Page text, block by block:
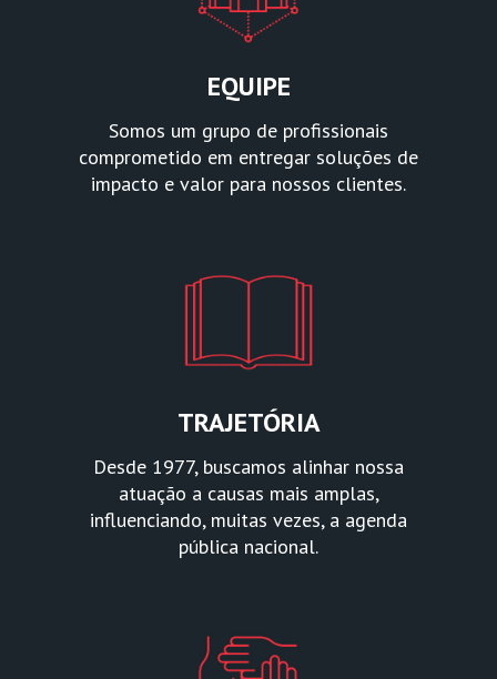
EQUIPE
Somos um grupo de profissionais
comprometido em entregar soluções de
impacto e valor para nossos clientes.
TRAJETÓRIA
Desde 1977, buscamos alinhar nossa
atuação a causas mais amplas,
influenciando, muitas vezes, a agenda
pública nacional.